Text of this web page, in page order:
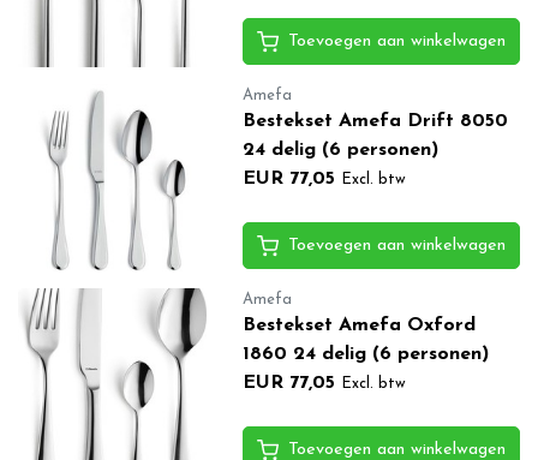
Toevoegen aan winkelwagen
Amefa
Bestekset Amefa Drift 8050
24 delig (6 personen)
EUR 77,05
Excl. btw
Toevoegen aan winkelwagen
Amefa
Bestekset Amefa Oxford
1860 24 delig (6 personen)
EUR 77,05
Excl. btw
Toevoegen aan winkelwagen